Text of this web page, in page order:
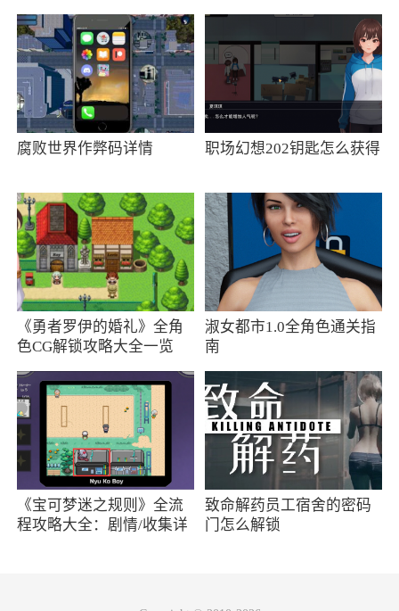
1、各种团购的优惠活动让你直接在手机上面
就能买到哦，超级好用的省钱小技巧跟你分享
哦，让你可随时在手机上面就能买到便宜好货
哦，如果你想省钱购物的就赶紧加入进来，省钱
购物就从现在开始哦
带来的商品种类十分齐全，所有的商品都是品质
有保障的优质好物，你可以和家长朋友一起拼团
购物，享受超低的价格，在这里不用货比三家就
能买到最实惠的商品
3、待审核#公安局提醒:拼多多邀请好友助力
的实质就是，一个红包100元，想拿到就需要求
助亲友帮忙点击链接，但想成功大约需要50人帮
助。倘若成功了，自己拿到了现金，却把50位亲
友的个人信息，银行卡号，等等都泄露给了所谓
的商家。假如商家以每个人的信息50元出卖给黑
客，他只需两个人的资讯信息就赚回来成本，其
他48人的信息出卖费就是他的利润。而黑客得到
腐败世界作弊码详情 职场幻想202钥匙怎么获得
《勇者罗伊的婚礼》全角
色CG解锁攻略大全一览
淑女都市1.0全角色通关指
南
《宝可梦迷之规则》全流
程攻略大全：剧情/收集详
致命解药员工宿舍的密码
门怎么解锁